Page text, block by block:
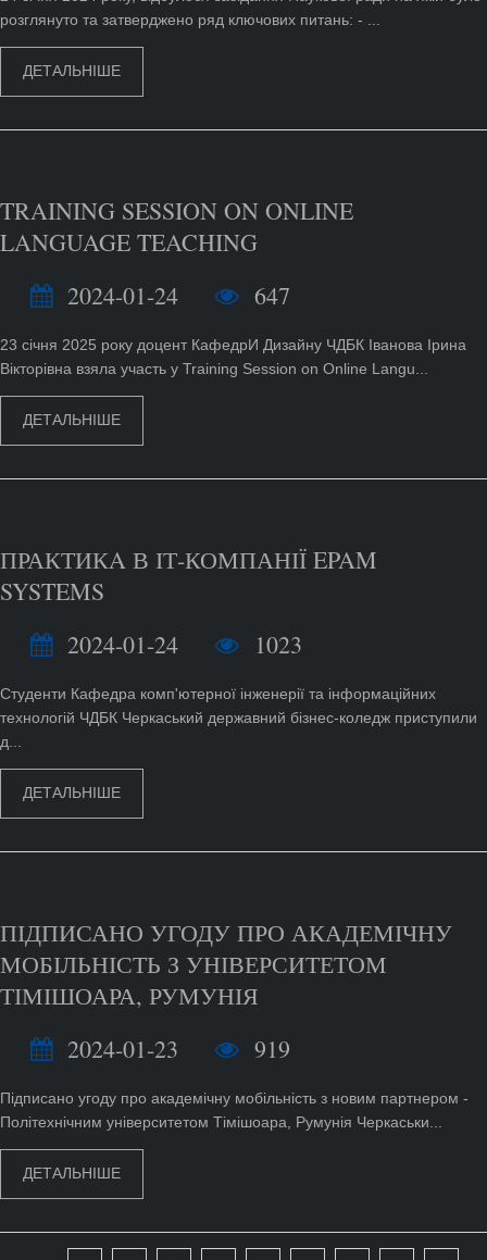
розглянуто та затверджено ряд ключових питань: - ...
ДЕТАЛЬНІШЕ
TRAINING SESSION ON ONLINE
LANGUAGE TEACHING
2024-01-24
647
23 січня 2025 року доцент КафедрИ Дизайну ЧДБК Іванова Ірина
Вікторівна взяла участь у Training Session on Online Langu...
ДЕТАЛЬНІШЕ
ПРАКТИКA В ІТ-КОМПАНІЇ EPAM
SYSTEMS
2024-01-24
1023
Студенти Кафедра комп'ютерної інженерії та інформаційних
технологій ЧДБК Черкаський державний бізнес-коледж приступили
д...
ДЕТАЛЬНІШЕ
ПІДПИСАНО УГОДУ ПРО АКАДЕМІЧНУ
МОБІЛЬНІСТЬ З УНІВЕРСИТЕТОМ
ТІМІШОАРА, РУМУНІЯ
2024-01-23
919
Підписано угоду про академічну мобільність з новим партнером -
Політехнічним університетом Тімішоара, Румунія Черкаськи...
ДЕТАЛЬНІШЕ